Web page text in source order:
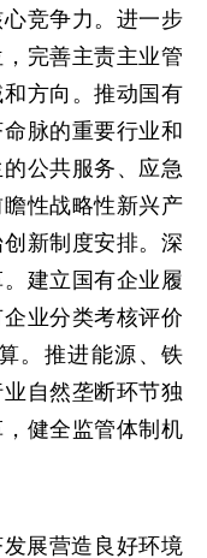
竞争力。进一步
完善主责主业管
方向。推动国有
脉的重要行业和
公共服务、应急
性战略性新兴产
新制度安排。深
建立国有企业履
业分类考核评价
。推进能源、铁
自然垄断环节独
健全监管体制机
展营造良好环境